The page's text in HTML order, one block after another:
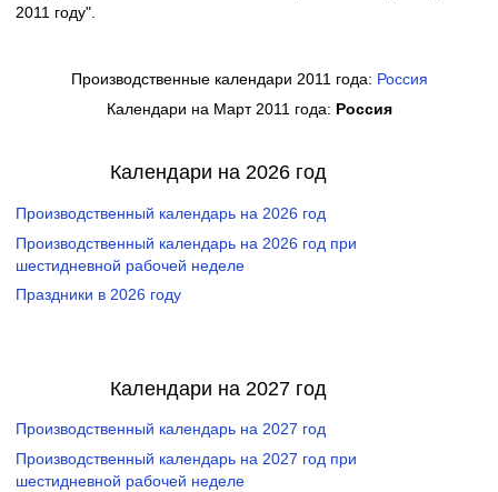
2011 году".
Производственные календари 2011 года: Россия
Календари на Март 2011 года: Россия
Календари на 2026 год
Производственный календарь на 2026 год
Производственный календарь на 2026 год при
шестидневной рабочей неделе
Праздники в 2026 году
Календари на 2027 год
Производственный календарь на 2027 год
Производственный календарь на 2027 год при
шестидневной рабочей неделе